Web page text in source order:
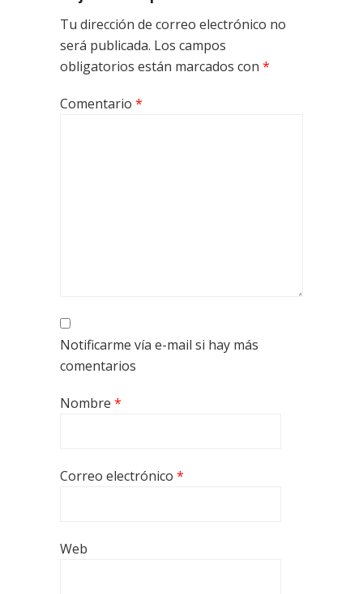
Tu dirección de correo electrónico no
será publicada. Los campos
obligatorios están marcados con *
Comentario *
Notificarme vía e-mail si hay más
comentarios
Nombre *
Correo electrónico *
Web